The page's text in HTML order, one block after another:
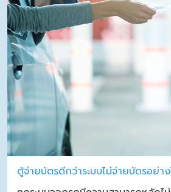
ตู้จ่ายบัตรดีกว่าระบบไม่จ่ายบัตรอย่าง